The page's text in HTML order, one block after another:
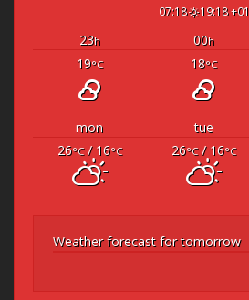
07:18 19:18 +01
23h 00h
19°C 18°C
mon tue
26°C/ 16°C 26°C/ 16°C
Weather forecast for tomorrow